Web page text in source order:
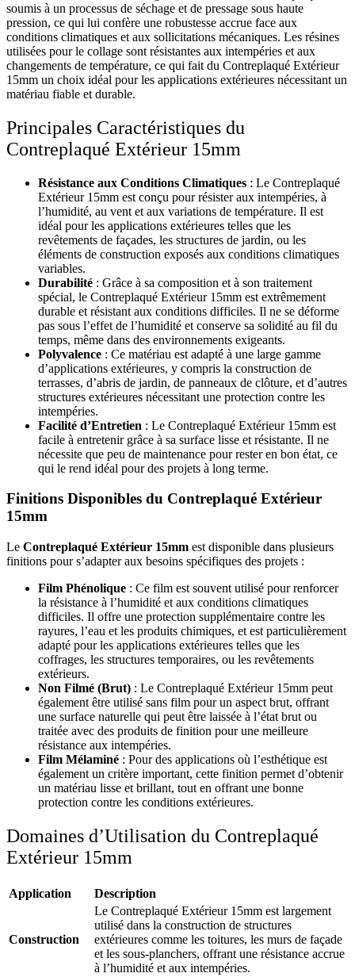
soumis à un processus de séchage et de pressage sous haute
pression, ce qui lui confère une robustesse accrue face aux
conditions climatiques et aux sollicitations mécaniques. Les résines
utilisées pour le collage sont résistantes aux intempéries et aux
changements de température, ce qui fait du Contreplaqué Extérieur
15mm un choix idéal pour les applications extérieures nécessitant un
matériau fiable et durable.
Principales Caractéristiques du
Contreplaqué Extérieur 15mm
Résistance aux Conditions Climatiques : Le Contreplaqué
Extérieur 15mm est conçu pour résister aux intempéries, à
l’humidité, au vent et aux variations de température. Il est
idéal pour les applications extérieures telles que les
revêtements de façades, les structures de jardin, ou les
éléments de construction exposés aux conditions climatiques
variables.
Durabilité : Grâce à sa composition et à son traitement
spécial, le Contreplaqué Extérieur 15mm est extrêmement
durable et résistant aux conditions difficiles. Il ne se déforme
pas sous l’effet de l’humidité et conserve sa solidité au fil du
temps, même dans des environnements exigeants.
Polyvalence : Ce matériau est adapté à une large gamme
d’applications extérieures, y compris la construction de
terrasses, d’abris de jardin, de panneaux de clôture, et d’autres
structures extérieures nécessitant une protection contre les
intempéries.
Facilité d’Entretien : Le Contreplaqué Extérieur 15mm est
facile à entretenir grâce à sa surface lisse et résistante. Il ne
nécessite que peu de maintenance pour rester en bon état, ce
qui le rend idéal pour des projets à long terme.
Finitions Disponibles du Contreplaqué Extérieur
15mm
Le Contreplaqué Extérieur 15mm est disponible dans plusieurs
finitions pour s’adapter aux besoins spécifiques des projets :
Film Phénolique : Ce film est souvent utilisé pour renforcer
la résistance à l’humidité et aux conditions climatiques
difficiles. Il offre une protection supplémentaire contre les
rayures, l’eau et les produits chimiques, et est particulièrement
adapté pour les applications extérieures telles que les
coffrages, les structures temporaires, ou les revêtements
extérieurs.
Non Filmé (Brut) : Le Contreplaqué Extérieur 15mm peut
également être utilisé sans film pour un aspect brut, offrant
une surface naturelle qui peut être laissée à l’état brut ou
traitée avec des produits de finition pour une meilleure
résistance aux intempéries.
Film Mélaminé : Pour des applications où l’esthétique est
également un critère important, cette finition permet d’obtenir
un matériau lisse et brillant, tout en offrant une bonne
protection contre les conditions extérieures.
Domaines d’Utilisation du Contreplaqué
Extérieur 15mm
Application Description
Construction
Le Contreplaqué Extérieur 15mm est largement
utilisé dans la construction de structures
extérieures comme les toitures, les murs de façade
et les sous-planchers, offrant une résistance accrue
à l’humidité et aux intempéries.